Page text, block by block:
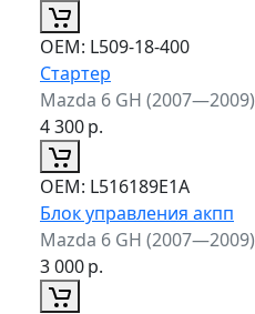
ОЕМ: L509-18-400
Стартер
Mazda 6 GH (2007—2009)
4 300р.
ОЕМ: L516189E1A
Блок управления акпп
Mazda 6 GH (2007—2009)
3 000р.